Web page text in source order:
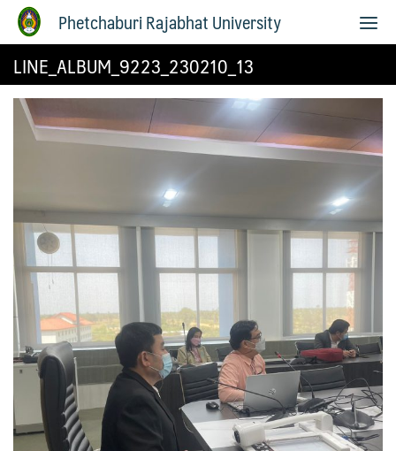
Phetchaburi Rajabhat University
LINE_ALBUM_9223_230210_13